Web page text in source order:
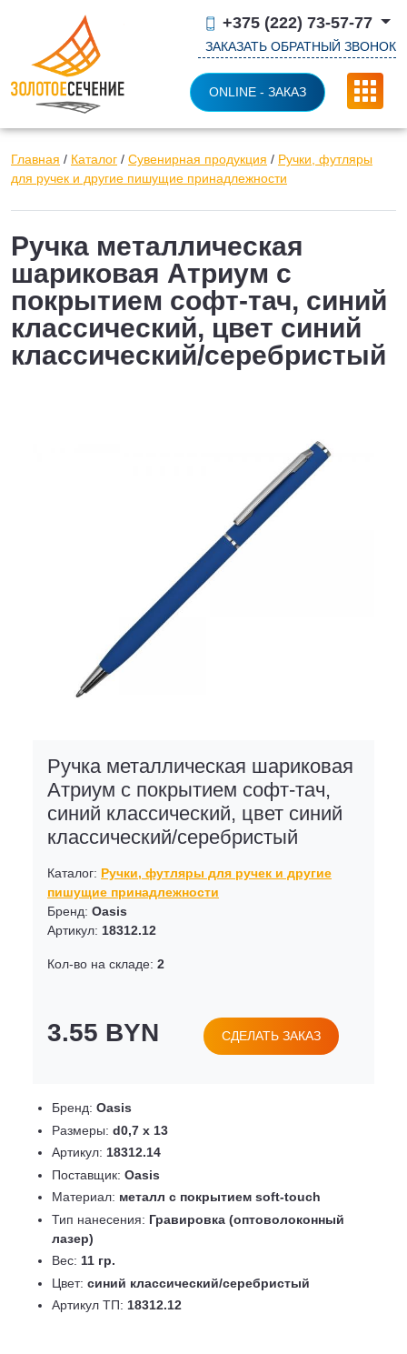
+375 (222) 73-57-77
ЗАКАЗАТЬ ОБРАТНЫЙ ЗВОНОК
ONLINE - ЗАКАЗ
Главная / Каталог / Сувенирная продукция / Ручки, футляры
для ручек и другие пишущие принадлежности
Ручка металлическая
шариковая Атриум с
покрытием софт-тач, синий
классический, цвет синий
классический/серебристый
Ручка металлическая шариковая
Атриум с покрытием софт-тач,
синий классический, цвет синий
классический/серебристый
Каталог: Ручки, футляры для ручек и другие
пишущие принадлежности
Бренд: Oasis
Артикул: 18312.12
Кол-во на складе: 2
3.55 BYN СДЕЛАТЬ ЗАКАЗ
Бренд: Oasis
Размеры: d0,7 х 13
Артикул: 18312.14
Поставщик: Oasis
Материал: металл с покрытием soft-touch
Тип нанесения: Гравировка (оптоволоконный
лазер)
Вес: 11 гр.
Цвет: синий классический/серебристый
Артикул ТП: 18312.12